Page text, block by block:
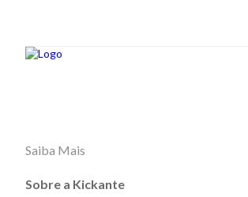
Saiba Mais
Sobre a Kickante